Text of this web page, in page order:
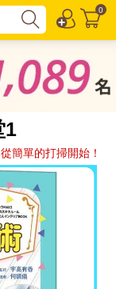
0
1
簡單的打掃開始！